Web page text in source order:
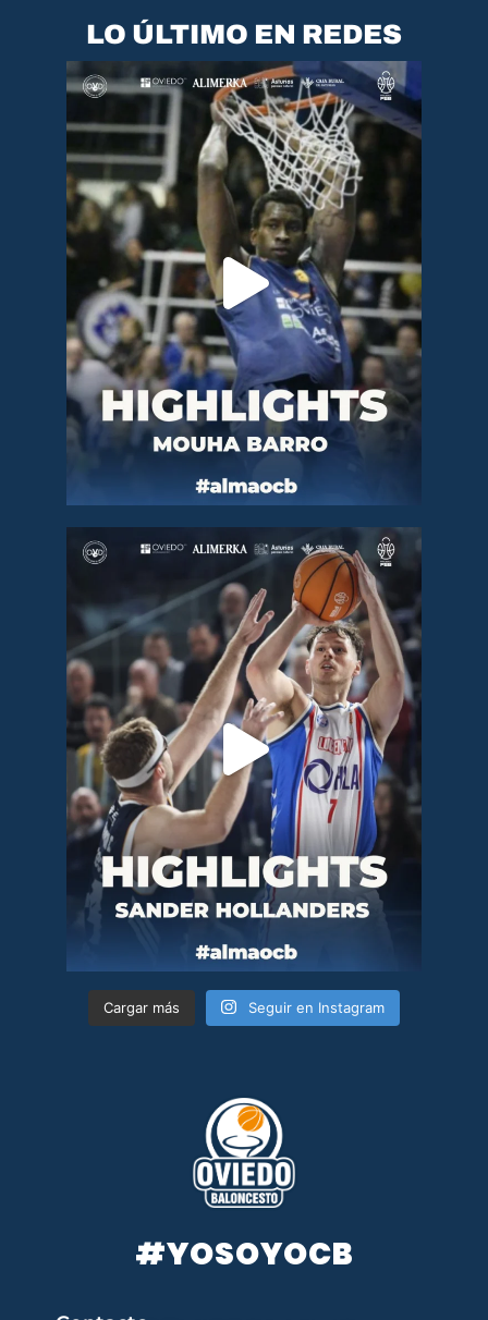
LO ÚLTIMO EN REDES
Cargar más Seguir en Instagram
#YOSOYOCB